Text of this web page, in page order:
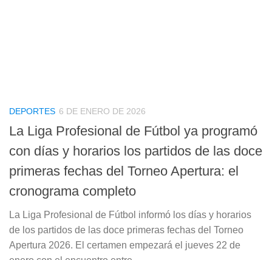
DEPORTES 6 DE ENERO DE 2026
La Liga Profesional de Fútbol ya programó
con días y horarios los partidos de las doce
primeras fechas del Torneo Apertura: el
cronograma completo
La Liga Profesional de Fútbol informó los días y horarios
de los partidos de las doce primeras fechas del Torneo
Apertura 2026. El certamen empezará el jueves 22 de